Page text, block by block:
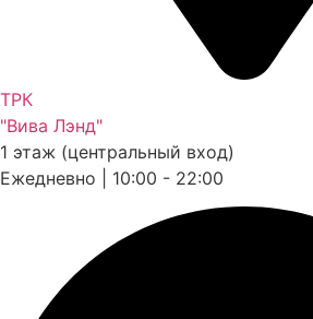
ТРК
"Вива Лэнд"
1 этаж (центральный вход)
Ежедневно | 10:00 - 22:00